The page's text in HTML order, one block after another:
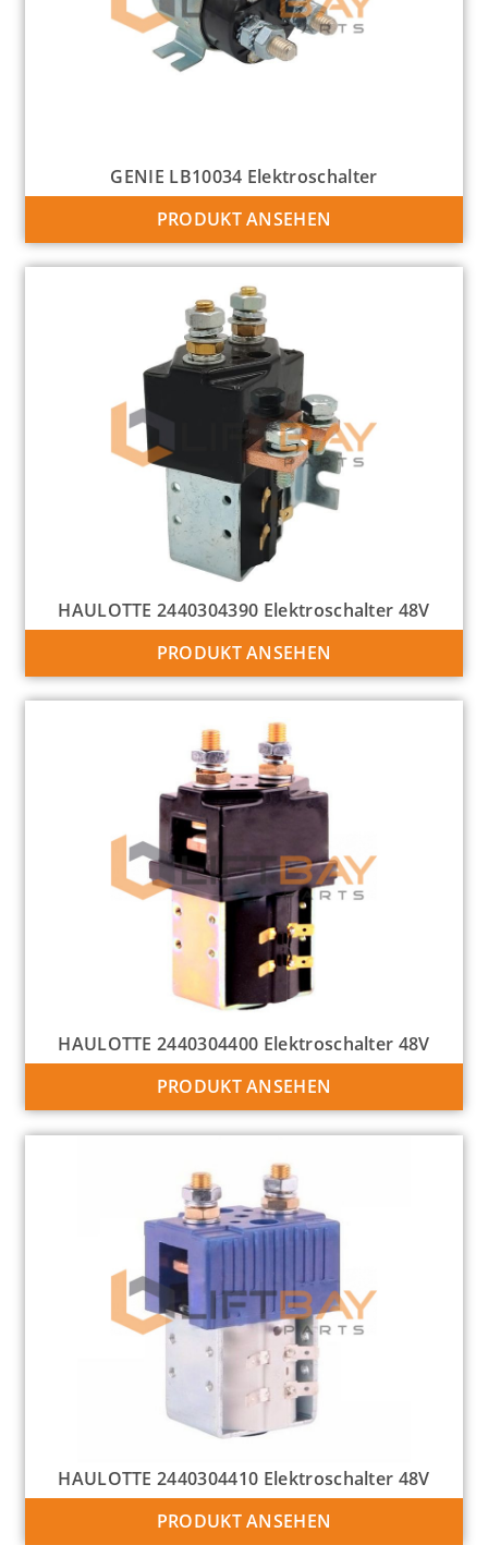
GENIE LB10034 Elektroschalter
PRODUKT ANSEHEN
HAULOTTE 2440304390 Elektroschalter 48V
PRODUKT ANSEHEN
HAULOTTE 2440304400 Elektroschalter 48V
PRODUKT ANSEHEN
HAULOTTE 2440304410 Elektroschalter 48V
PRODUKT ANSEHEN